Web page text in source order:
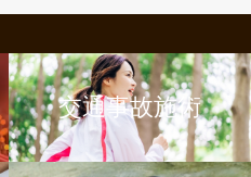
交通事故施術